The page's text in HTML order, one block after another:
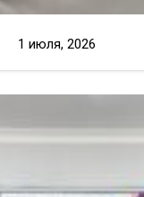
1 июля, 2026